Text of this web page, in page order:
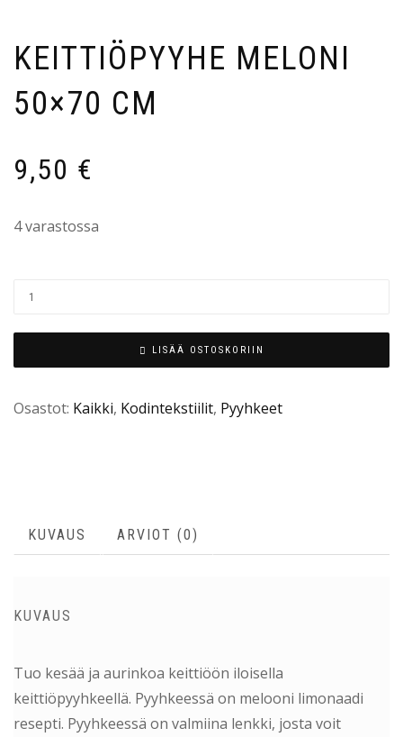
KEITTIÖPYYHE MELONI
50×70 CM
9,50 €
4 varastossa
LISÄÄ OSTOSKORIIN
Osastot: Kaikki, Kodintekstiilit, Pyyhkeet
KUVAUS ARVIOT (0)
KUVAUS
Tuo kesää ja aurinkoa keittiöön iloisella
keittiöpyyhkeellä. Pyyhkeessä on melooni limonaadi
resepti. Pyyhkeessä on valmiina lenkki, josta voit